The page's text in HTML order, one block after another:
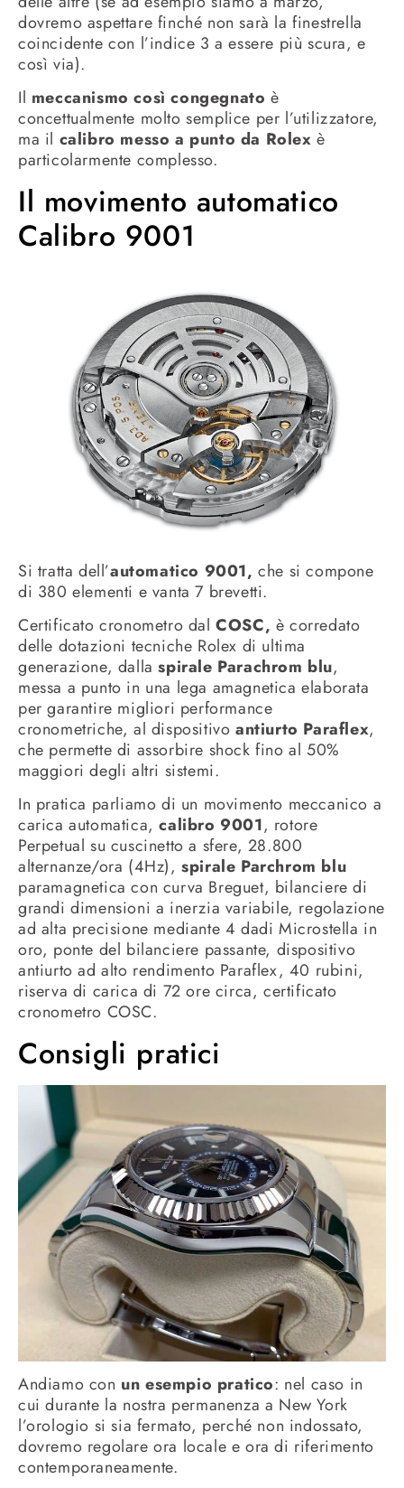
dovremo aspettare finché non sarà la finestrella
coincidente con l’indice 3 a essere più scura, e
così via).
Il meccanismo così congegnato è
concettualmente molto semplice per l’utilizzatore,
ma il calibro messo a punto da Rolex è
particolarmente complesso.
Il movimento automatico
Calibro 9001
Si tratta dell’automatico 9001, che si compone
di 380 elementi e vanta 7 brevetti.
Certificato cronometro dalCOSC, è corredato
delle dotazioni tecniche Rolex di ultima
generazione, dallaspirale Parachrom blu,
messa a punto in una lega amagnetica elaborata
per garantire migliori performance
cronometriche, al dispositivoantiurto Paraflex,
che permette di assorbire shock fino al 50%
maggiori degli altri sistemi.
In pratica parliamo di un movimento meccanico a
carica automatica,calibro 9001, rotore
Perpetual su cuscinetto a sfere, 28.800
alternanze/ora (4Hz),spirale Parchrom blu
paramagnetica con curva Breguet, bilanciere di
grandi dimensioni a inerzia variabile, regolazione
ad alta precisione mediante 4 dadi Microstella in
oro, ponte del bilanciere passante, dispositivo
antiurto ad alto rendimento Paraflex, 40 rubini,
riserva di carica di 72 ore circa, certificato
cronometro COSC.
Consigli pratici
Andiamo con un esempio pratico: nel caso in
cui durante la nostra permanenza a New York
l’orologio si sia fermato, perché non indossato,
dovremo regolare ora locale e ora di riferimento
contemporaneamente.